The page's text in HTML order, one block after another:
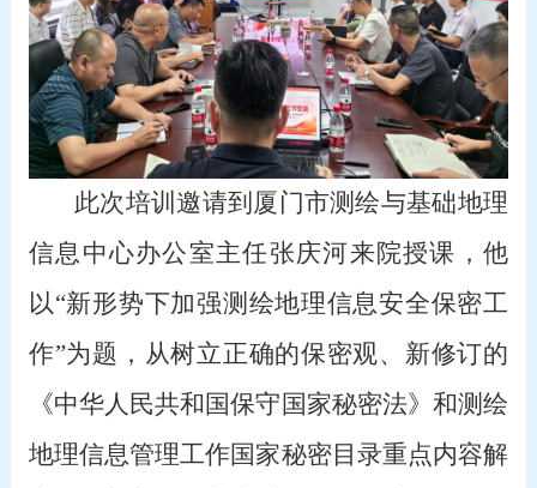
此次培训邀请到厦门市测绘与基础地理
信息中心办公室主任张庆河来院授课，他
以“新形势下加强测绘地理信息安全保密工
作”为题，从树立正确的保密观、新修订的
《中华人民共和国保守国家秘密法》和测绘
地理信息管理工作国家秘密目录重点内容解